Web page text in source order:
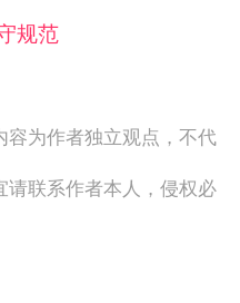
规范
容为作者独立观点，不代
请联系作者本人，侵权必